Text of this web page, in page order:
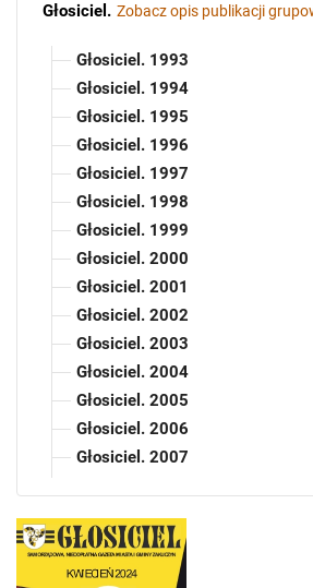
Głosiciel . Zobacz opis publikacji
Głosiciel. 1993
Głosiciel. 1994
Głosiciel. 1995
Głosiciel. 1996
Głosiciel. 1997
Głosiciel. 1998
Głosiciel. 1999
Głosiciel. 2000
Głosiciel. 2001
Głosiciel. 2002
Głosiciel. 2003
Głosiciel. 2004
Głosiciel. 2005
Głosiciel. 2006
Głosiciel. 2007
Głosiciel. 2009
Głosiciel. 2010
Głosiciel. 2011